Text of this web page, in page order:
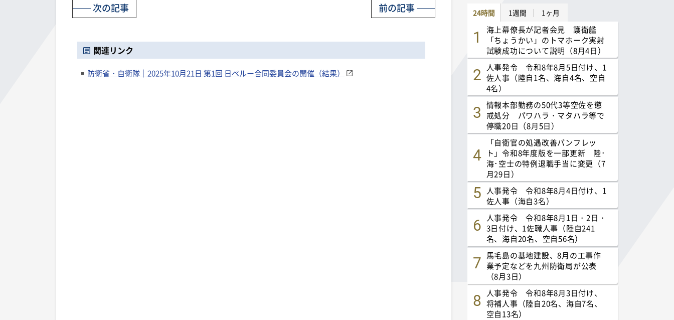
前の記事
次の記事
関連リンク
防衛省・自衛隊｜2025年10月21日 第1回 日ペルー合同委員会の開催（結果）
24時間 1週間 1ヶ月
海上幕僚長が記者会見 護衛艦
「ちょうかい」のトマホーク実射
試験成功について説明（8月4日）
人事発令 令和8年8月5日付け、1
佐人事（陸自1名、海自4名、空自
4名）
情報本部勤務の50代3等空佐を懲
戒処分 パワハラ・マタハラ等で
停職20日（8月5日）
「自衛官の処遇改善パンフレッ
ト」令和8年度版を一部更新 陸･
海･空士の特例退職手当に変更（7
月29日）
人事発令 令和8年8月4日付け、1
佐人事（海自3名）
人事発令 令和8年8月1日・2日・
3日付け、1佐職人事（陸自241
名、海自20名、空自56名）
馬毛島の基地建設、8月の工事作
業予定などを九州防衛局が公表
（8月3日）
人事発令 令和8年8月3日付け、
将補人事（陸自20名、海自7名、
空自13名）